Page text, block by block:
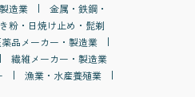
造業
金属・鉄鋼・
粉・日焼け止め・髭剃
薬品メーカー・製造業
繊維メーカー・製造業
漁業・水産養殖業